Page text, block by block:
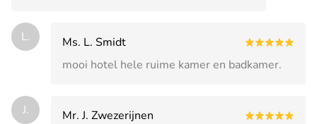
L.
Ms. L. Smidt
mooi hotel hele ruime kamer en badkamer.
J.
Mr. J. Zwezerijnen